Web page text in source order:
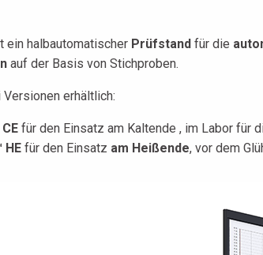
ein halbautomatischer Prüfstandfür die
auf der Basis von Stichproben.
erhältlich:
für den Einsatz am Kaltende , im Labor für
HEfür den Einsatz am Heißende, vor dem